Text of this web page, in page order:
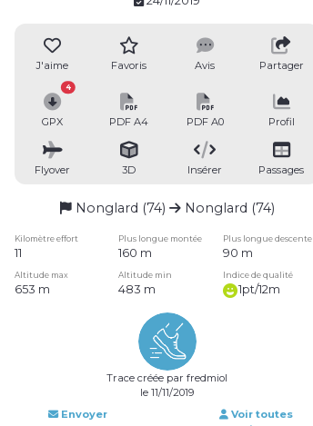
J'aime Favoris Avis Partager
GPX
4
PDF A4 PDF A0 Profil
Flyover 3D Insérer Passages
Nonglard (74) Nonglard (74)
Kilomètre effort Plus longue montée Plus longue descente
11 160 m 90 m
Altitude max Altitude min Indice de qualité
653 m 483 m 1pt/12m
Trace créée par fredmiol
le 11/11/2019
Envoyer
Voir toutes